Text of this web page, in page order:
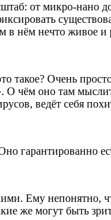
от микро-
в нём нечто
такое? Очень
чём оно там
ведёт себя
гарантированно
Ему непонятно,
же могут быть